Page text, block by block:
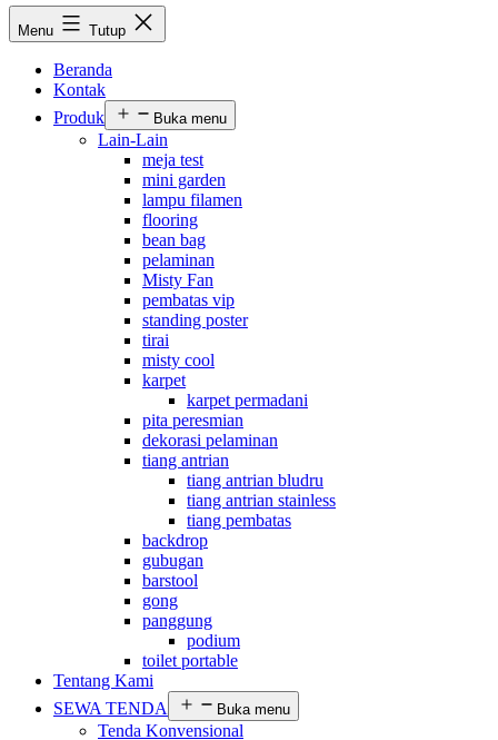
Menu Tutup
Beranda
Kontak
Produk
Buka menu
Lain-Lain
meja test
mini garden
lampu filamen
flooring
bean bag
pelaminan
Misty Fan
pembatas vip
standing poster
tirai
misty cool
karpet
karpet permadani
pita peresmian
dekorasi pelaminan
tiang antrian
tiang antrian bludru
tiang antrian stainless
tiang pembatas
backdrop
gubugan
barstool
gong
panggung
podium
toilet portable
Tentang Kami
SEWA TENDA
Buka menu
Tenda Konvensional